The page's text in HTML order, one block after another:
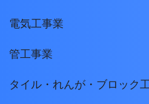
電気工事業
管工事業
タイル・れんが・ブロック